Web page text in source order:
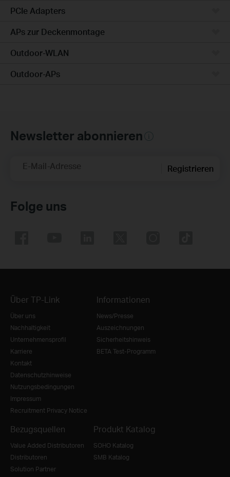
PCIe Adapters
APs zur Deckenmontage
Outdoor-WLAN
Outdoor-APs
Newsletter abonnieren
E-Mail-Adresse Registrieren
Folge uns
Über TP-Link
Über uns
Nachhaltigkeit
Unternehmensprofil
Karriere
Kontakt
Datenschutzhinweise
Nutzungsbedingungen
Impressum
Recruitment Privacy Notice
Informationen
News/Presse
Auszeichnungen
Sicherheitshinweis
BETA Test-Programm
Bezugsquellen
Value Added Distributoren
Distributoren
Solution Partner
Produkt Katalog
SOHO Katalog
SMB Katalog